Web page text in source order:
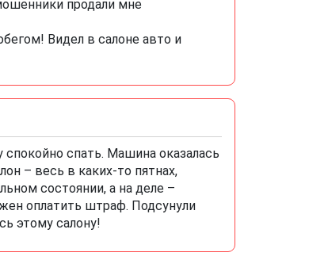
продали мне
Видел в салоне авто и
спокойно спать. Машина оказалась
– весь в каких-то пятнах,
состоянии, а на деле –
оплатить штраф. Подсунули
этому салону!